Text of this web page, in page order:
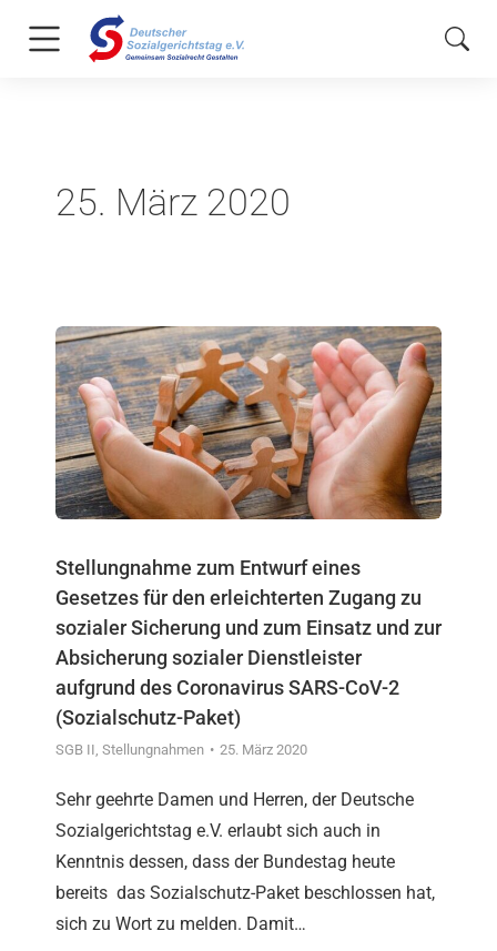
25. März 2020
Stellungnahme zum Entwurf eines
Gesetzes für den erleichterten Zugang zu
sozialer Sicherung und zum Einsatz und zur
Absicherung sozialer Dienstleister
aufgrund des Coronavirus SARS-CoV-2
(Sozialschutz-Paket)
SGB II, Stellungnahmen 25. März 2020
Sehr geehrte Damen und Herren, der Deutsche
Sozialgerichtstag e.V. erlaubt sich auch in
Kenntnis dessen, dass der Bundestag heute
bereits das Sozialschutz-Paket beschlossen hat,
sich zu Wort zu melden. Damit…